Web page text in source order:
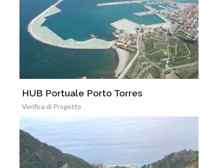
HUB Portuale Porto Torres
Verifica di Progetto